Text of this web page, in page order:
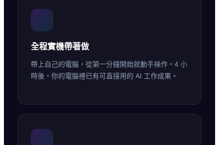
全程實機帶著做
帶上自己的電腦，從第一分鐘開始就動手操作。4 小
時後，你的電腦裡已有可直接用的 AI 工作成果。